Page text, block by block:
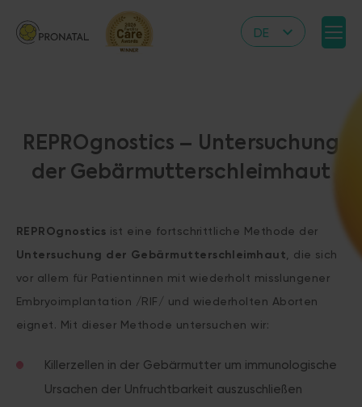
DE
RS
HR
UA
FR
REPROgnostics – Untersuchung
der Gebärmutterschleimhaut
REPROgnostics ist eine fortschrittliche Methode der
Untersuchung der Gebärmutterschleimhaut , die sich
vor allem für Patientinnen mit wiederholt misslungener
Embryoimplantation /RIF/ und wiederholten Aborten
eignet. Mit dieser Methode untersuchen wir:
Killerzellen in der Gebärmutter um immunologische
Ursachen der Unfruchtbarkeit auszuschließen